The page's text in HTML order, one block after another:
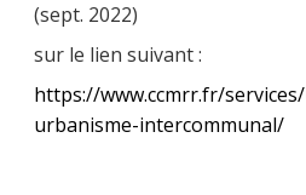
(sept. 2022)
sur le lien suivant :
https://www.ccmrr.fr/
urbanisme-intercommunal/